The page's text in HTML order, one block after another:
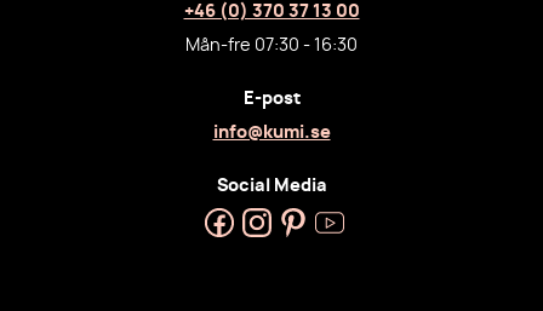
+46 (0) 370 37 13 00
Mån-fre 07:30 - 16:30
E-post
info@kumi.se
Social Media